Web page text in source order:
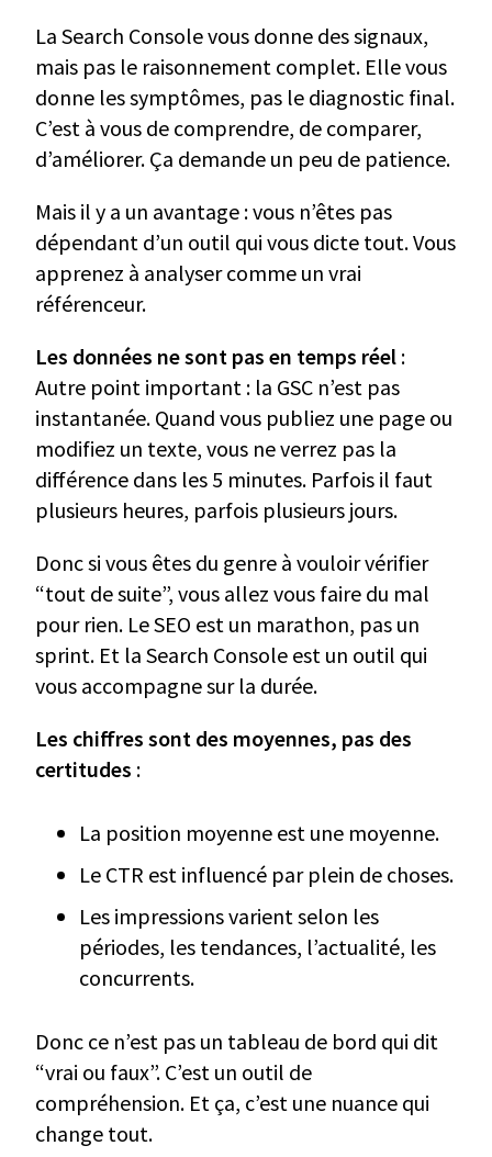
La Search Console vous donne des signaux,
mais pas le raisonnement complet. Elle vous
donne les symptômes, pas le diagnostic final.
C’est à vous de comprendre, de comparer,
d’améliorer. Ça demande un peu de patience.
Mais il y a un avantage : vous n’êtes pas
dépendant d’un outil qui vous dicte tout. Vous
apprenez à analyser comme un vrai
référenceur.
Les données ne sont pas en temps réel :
Autre point important : la GSC n’est pas
instantanée. Quand vous publiez une page ou
modifiez un texte, vous ne verrez pas la
différence dans les 5 minutes. Parfois il faut
plusieurs heures, parfois plusieurs jours.
Donc si vous êtes du genre à vouloir vérifier
“tout de suite”, vous allez vous faire du mal
pour rien. Le SEO est un marathon, pas un
sprint. Et la Search Console est un outil qui
vous accompagne sur la durée.
Les chiffres sont des moyennes, pas des
certitudes :
La position moyenne est une moyenne.
Le CTR est influencé par plein de choses.
Les impressions varient selon les
périodes, les tendances, l’actualité, les
concurrents.
Donc ce n’est pas un tableau de bord qui dit
“vrai ou faux”. C’est un outil de
compréhension. Et ça, c’est une nuance qui
change tout.